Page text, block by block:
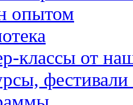
опытом
классы от